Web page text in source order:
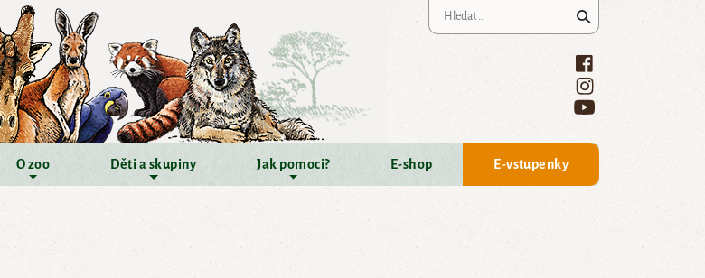
O zoo Děti a skupiny Jak pomoci? E-shop E-vstupenky